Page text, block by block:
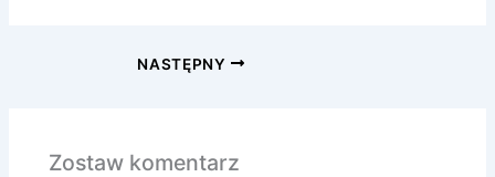
NASTĘPNY
Zostaw komentarz